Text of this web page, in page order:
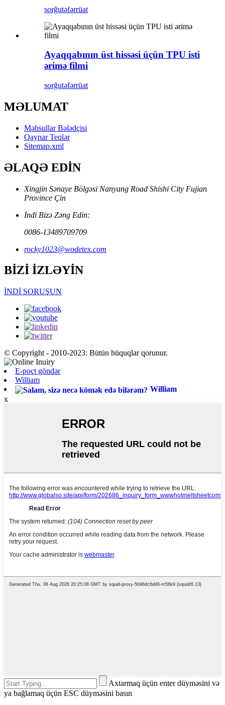
sorğutəfərrüat
Ayaqqabının üst hissəsi üçün TPU isti
ərimə filmi
sorğutəfərrüat
MƏLUMAT
Məhsullar Bələdçisi
Qaynar Teqlər
Sitemap.xml
ƏLAQƏ EDİN
Xingjin Sənaye Bölgəsi Nanyang Road Shishi City Fujian
Province Çin
İndi Bizə Zəng Edin:
0086-13489709709
rocky1023@wodetex.com
BİZİ İZLƏYİN
İNDİ SORUŞUN
© Copyright - 2010-2023: Bütün hüquqlar qorunur.
E-poçt göndər
William
William
x
Axtarmaq üçün enter düyməsini və
ya bağlamaq üçün ESC düyməsini basın